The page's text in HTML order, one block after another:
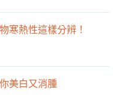
寒熱性這樣分辨！
美白又消腫